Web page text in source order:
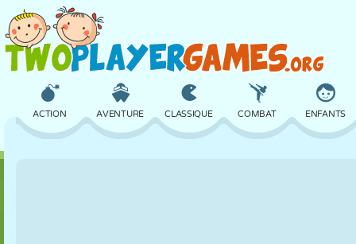
ACTION AVENTURE CLASSIQUE COMBAT ENFANTS